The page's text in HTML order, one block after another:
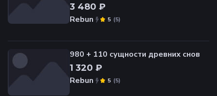
3 480 ₽
Rebun
(5)
5
980 + 110 сущности древних снов
1 320 ₽
Rebun
(5)
5